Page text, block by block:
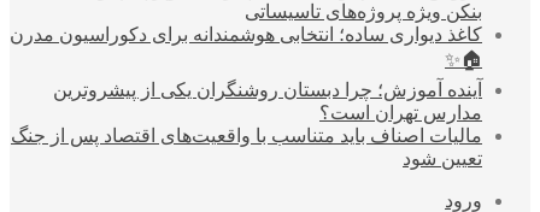
بنکن ویژه پروژه‌های تاسیساتی
کاغذ دیواری ساده؛ انتخابی هوشمندانه برای دکوراسیون مدرن
🏠✨
آینده آموزش؛ چرا دبستان روشنگران یکی از پیشروترین
مدارس تهران است؟
مالیات اصناف باید متناسب با واقعیت‌های اقتصاد پس از جنگ
تعیین شود
ورود